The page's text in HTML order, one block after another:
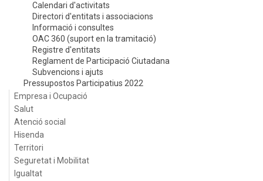
Calendari d'activitats
Directori d'entitats i associacions
Informació i consultes
OAC 360 (suport en la tramitació)
Registre d'entitats
Reglament de Participació Ciutadana
Subvencions i ajuts
Pressupostos Participatius 2022
Empresa i Ocupació
Salut
Atenció social
Hisenda
Territori
Seguretat i Mobilitat
Igualtat